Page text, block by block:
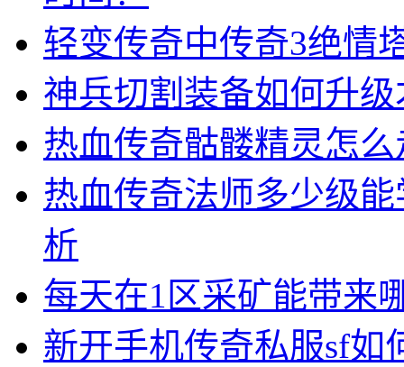
轻变传奇中传奇3绝情
神兵切割装备如何升
热血传奇骷髅精灵怎
热血传奇法师多少级
析
每天在1区采矿能带来
新开手机传奇私服sf如